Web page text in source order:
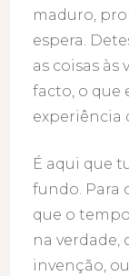
maduro,
espera.
as coisas às
facto, o que
experiência
É aqui que
fundo. Para
que o
na verdade,
invenção,